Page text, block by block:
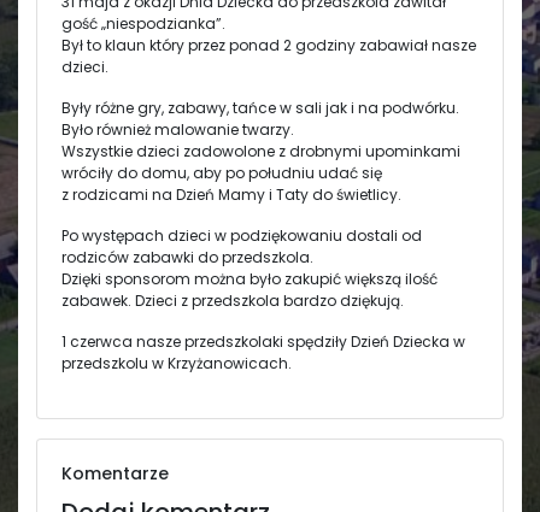
gość „niespodzianka”.
Był to klaun który przez ponad 2 godziny zabawiał nasze
dzieci.
Były różne gry, zabawy, tańce w sali jak i na podwórku.
Było również malowanie twarzy.
Wszystkie dzieci zadowolone z drobnymi upominkami
wróciły do domu, aby po południu udać się
z rodzicami na Dzień Mamy i Taty do świetlicy.
Po występach dzieci w podziękowaniu dostali od
rodziców zabawki do przedszkola.
Dzięki sponsorom można było zakupić większą ilość
zabawek. Dzieci z przedszkola bardzo dziękują.
1 czerwca nasze przedszkolaki spędziły Dzień Dziecka w
przedszkolu w Krzyżanowicach.
Komentarze